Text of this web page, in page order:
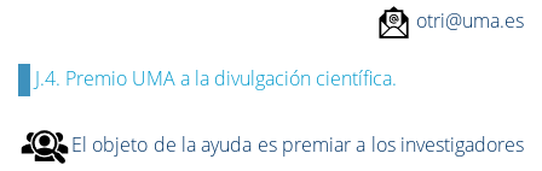
otri@uma.es
J.4. Premio UMA a la divulgación científica.
El objeto de la ayuda es premiar a los investigadores